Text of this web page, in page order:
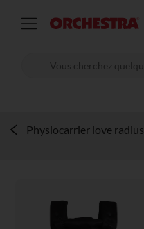
Physiocarrier love radius